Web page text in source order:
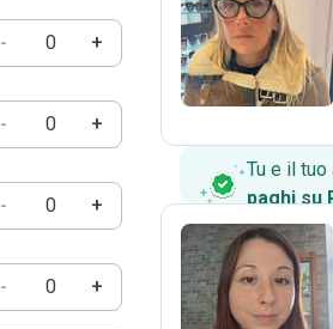
- +
- +
- +
- +
L
Tu e il
paghi su
G